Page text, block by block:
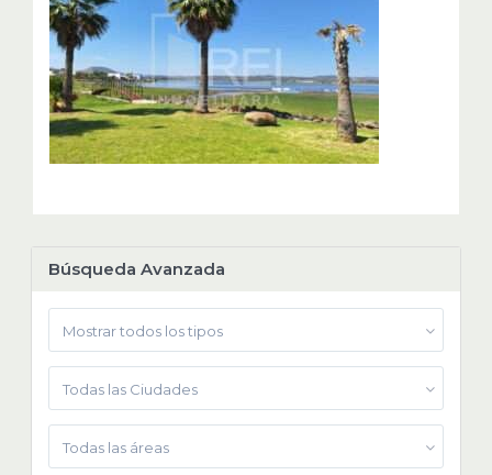
Búsqueda Avanzada
Mostrar todos los tipos
Todas las Ciudades
Todas las áreas